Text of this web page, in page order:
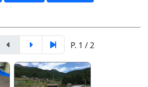
P. 1 / 2